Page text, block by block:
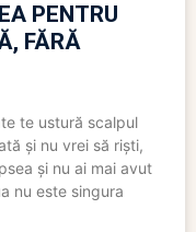
PENTRU
FĂRĂ
te ustură scalpul
și nu vrei să riști,
și nu ai mai avut
nu este singura